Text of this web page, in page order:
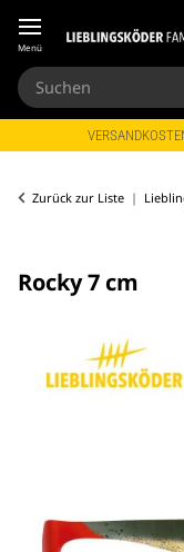
Menü
Zurück zur Liste
Rocky 7 cm